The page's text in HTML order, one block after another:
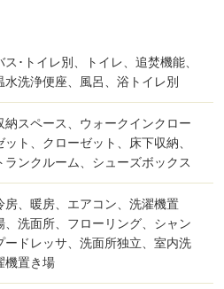
ス･トイレ別、トイレ、追焚機能、
水洗浄便座、風呂、浴トイレ別
納スペース、ウォークインクロー
ット、クローゼット、床下収納、
ランクルーム、シューズボックス
房、暖房、エアコン、洗濯機置
、洗面所、フローリング、シャン
ードレッサ、洗面所独立、室内洗
機置き場